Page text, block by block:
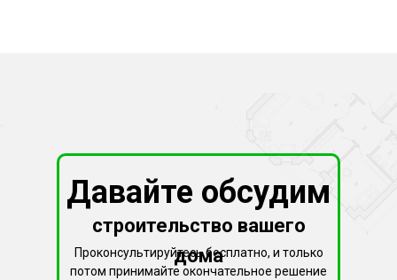
Давайте обсудим
строительство вашего
дома
Проконсультируйтесь бесплатно, и только
потом принимайте окончательное решение